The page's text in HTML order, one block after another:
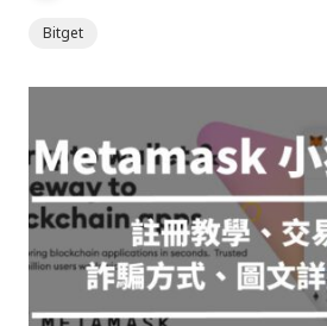
Bitget